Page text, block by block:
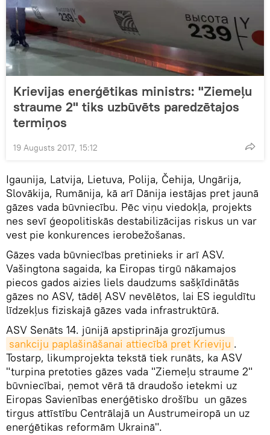
Krievijas enerģētikas ministrs: "Ziemeļu
straume 2" tiks uzbūvēts paredzētajos
termiņos
19 Augusts 2017, 15:12
Igaunija, Latvija, Lietuva, Polija, Čehija, Ungārija,
Slovākija, Rumānija, kā arī Dānija iestājas pret jaunā
gāzes vada būvniecību. Pēc viņu viedokļa, projekts
nes sevī ģeopolitiskās destabilizācijas riskus un var
vest pie konkurences ierobežošanas.
Gāzes vada būvniecības pretinieks ir arī ASV.
Vašingtona sagaida, ka Eiropas tirgū nākamajos
piecos gados aizies liels daudzums sašķīdinātās
gāzes no ASV, tādēļ ASV nevēlētos, lai ES ieguldītu
līdzekļus fiziskajā gāzes vada infrastruktūrā.
ASV Senāts 14. jūnijā apstiprināja grozījumus
sankciju paplašināšanai attiecībā pret Krieviju .
Tostarp, likumprojekta tekstā tiek runāts, ka ASV
"turpina pretoties gāzes vada "Ziemeļu straume 2"
būvniecībai, ņemot vērā tā draudošo ietekmi uz
Eiropas Savienības enerģētisko drošību un gāzes
tirgus attīstību Centrālajā un Austrumeiropā un uz
enerģētikas reformām Ukrainā".